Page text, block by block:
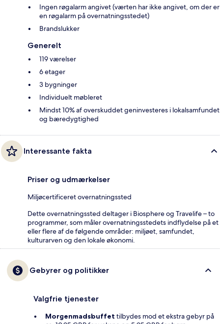
Ingen røgalarm angivet (værten har ikke angivet, om der er
en røgalarm på overnatningsstedet)
Brandslukker
Generelt
119 værelser
6 etager
3 bygninger
Individuelt møbleret
Mindst 10% af overskuddet geninvesteres i lokalsamfundet
og bæredygtighed
Interessante fakta
Priser og udmærkelser
Miljøcertificeret overnatningssted
Dette overnatningssted deltager i Biosphere og Travelife – to
programmer, som måler overnatningsstedets indflydelse på et
eller flere af de følgende områder: miljøet, samfundet,
kulturarven og den lokale økonomi.
Gebyrer og politikker
Valgfrie tjenester
Morgenmadsbuffet tilbydes mod et ekstra gebyr på